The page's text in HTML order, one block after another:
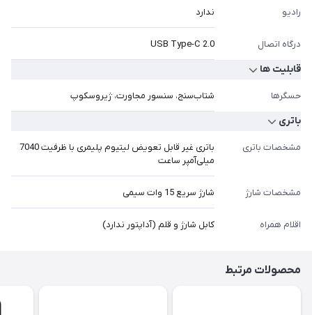
رادیو ندارد
درگاه اتصال USB Type-C 2.0
قابلیت ها
حسگرها شتاب‌سنج، سنسور مجاورت، ژیروسکوپ
باتری
مشخصات باتری
باتری غیر قابل تعویض لیتیوم پلیمری با ظرفیت 7040
میلی‎‎‎‎‎‎‎‎‎‎‎آمپر ساعت
مشخصات شارژ شارژ سریع 15 وات سیمی
اقلام همراه کابل شارژ و قلم (آداپتور ندارد)
محصولات مرتبط